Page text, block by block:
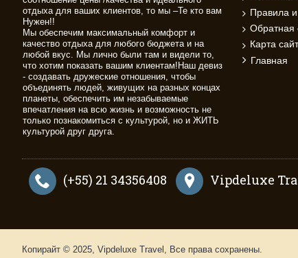
отдыха для ваших клиентов, то мы –Те кто вам
Нужен!!
Мы обеспечим максимальный комфорт и
качество отдыха для любого бюджета и на
любой вкус. Мы лично были там и видели то,
что хотим показать вашим клиентам!Наш девиз
- создавать дружеские отношения, чтобы
объединять людей, живущих на разных концах
планеты, обеспечить им незабываемые
впечатления на всю жизнь и возможность не
только познакомиться с культурой, но и ЖИТЬ
культурой друг друга.
Правила
Обратная
Карта
Главная
(+55) 21 34356408 Vipdeluxe
Копирайт © 2025, Vipdeluxe Travel, Все права сохранены.